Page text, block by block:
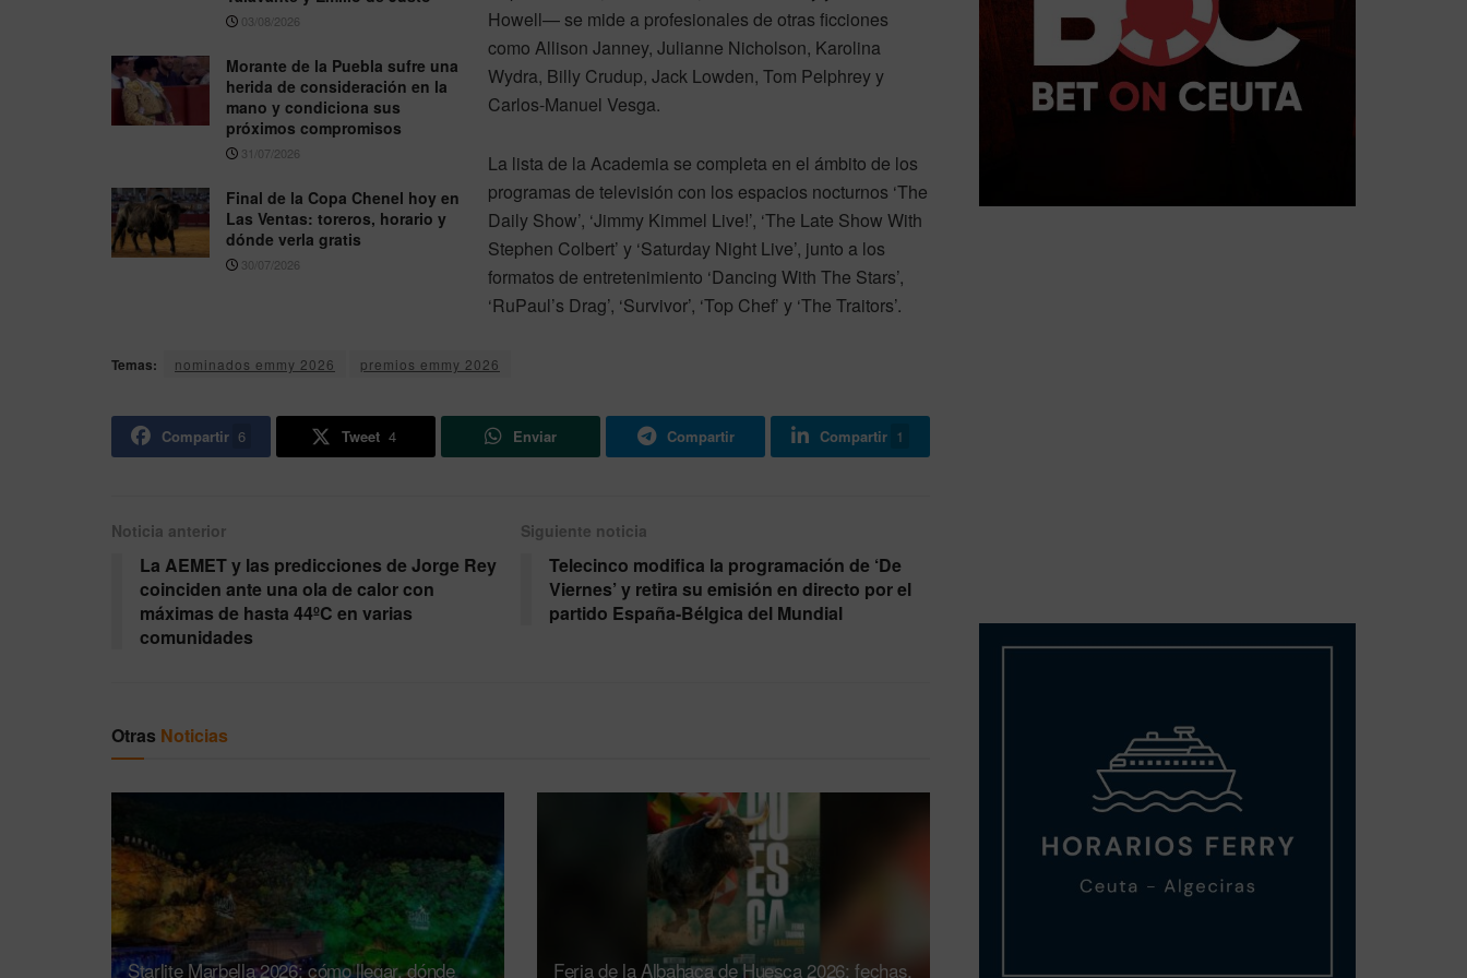
03/08/2026
Morante de la Puebla sufre una
herida de consideración en la
mano y condiciona sus
próximos compromisos
31/07/2026
Final de la Copa Chenel hoy en
Las Ventas: toreros, horario y
dónde verla gratis
30/07/2026
Howell— se mide a profesionales de otras ficciones
como Allison Janney, Julianne Nicholson, Karolina
Wydra, Billy Crudup, Jack Lowden, Tom Pelphrey y
Carlos-Manuel Vesga.
La lista de la Academia se completa en el ámbito de los
programas de televisión con los espacios nocturnos ‘The
Daily Show’, ‘Jimmy Kimmel Live!’, ‘The Late Show With
Stephen Colbert’ y ‘Saturday Night Live’, junto a los
formatos de entretenimiento ‘Dancing With The Stars’,
‘RuPaul’s Drag’, ‘Survivor’, ‘Top Chef’ y ‘The Traitors’.
Temas: nominados emmy 2026 premios emmy 2026
Compartir 6 Tweet 4 Enviar Compartir Compartir 1
Noticia anterior
La AEMET y las predicciones de Jorge Rey
coinciden ante una ola de calor con
máximas de hasta 44ºC en varias
comunidades
Siguiente noticia
Telecinco modifica la programación de ‘De
Viernes’ y retira su emisión en directo por el
partido España-Bélgica del Mundial
Otras Noticias
Starlite Marbella 2026: cómo llegar, dónde Feria de la Albahaca de Huesca 2026: fechas,